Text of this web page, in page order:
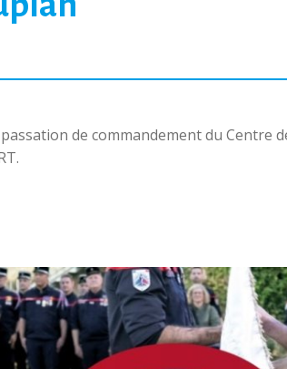
de commandement du Centre